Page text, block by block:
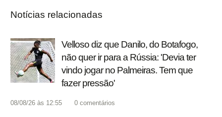
Notícias relacionadas
Velloso diz que Danilo, do Botafogo,
não quer ir para a Rússia: 'Devia ter
vindo jogar no Palmeiras. Tem que
fazer pressão'
08/08/26 às 12:55 0 comentários